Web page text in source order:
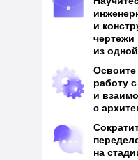
на
работу
и
с
и
чертежи
из